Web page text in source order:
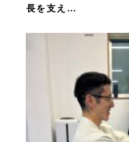
長を支え…